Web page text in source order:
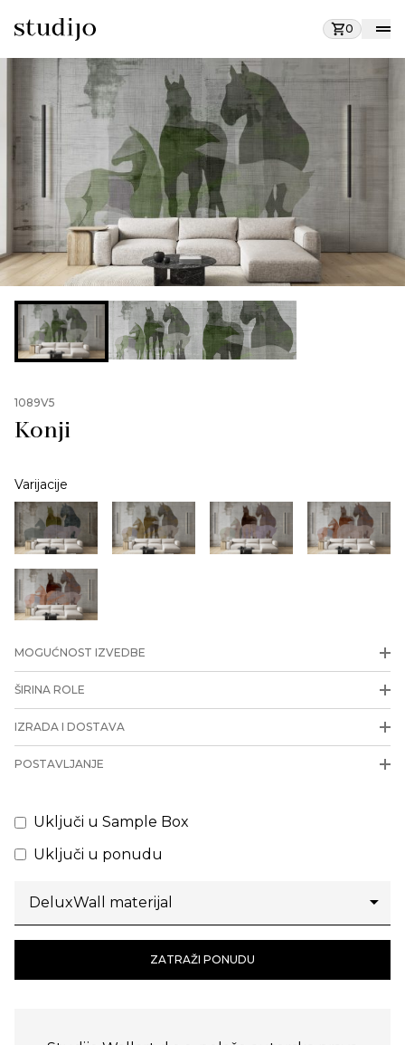
0
1089V5
Konji
Varijacije
MOGUĆNOST IZVEDBE
ŠIRINA ROLE
IZRADA I DOSTAVA
POSTAVLJANJE
Uključi u Sample Box
Uključi u ponudu
ZATRAŽI PONUDU